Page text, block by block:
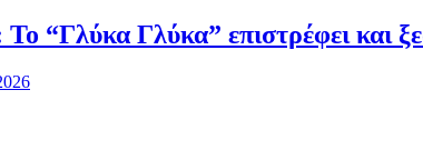
“Γλύκα Γλύκα” επιστρέφει και